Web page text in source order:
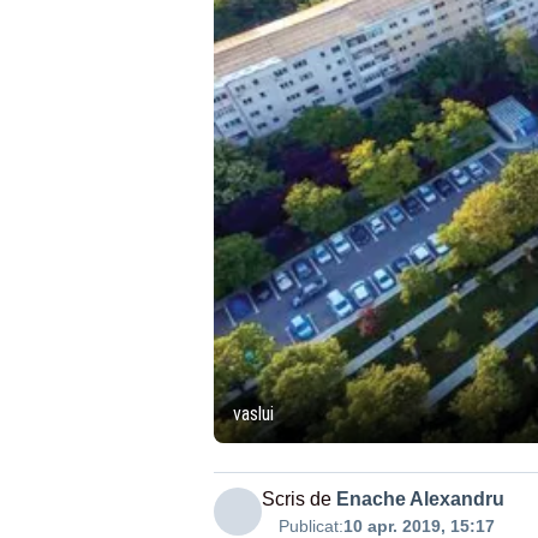
vaslui
Scris de Enache Alexandru
Publicat:10 apr. 2019, 15:17